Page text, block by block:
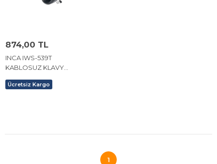
874,00 TL
INCA IWS-539T
KABLOSUZ KLAVYE
Ücretsiz Kargo
1